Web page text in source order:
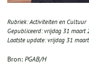
Rubriek:Activiteiten en Cultuur
Gepubliceerd:vrijdag 31 maart
Laatste update:vrijdag 31
Bron: PGAB/H